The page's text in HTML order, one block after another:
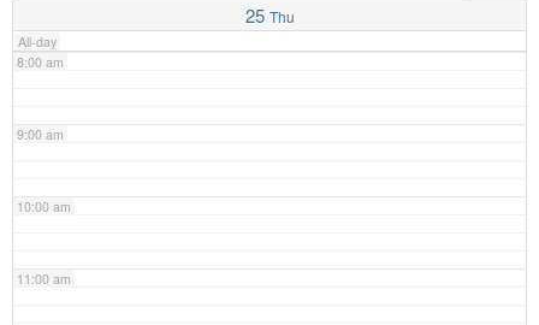
25 Thu
All-day
8:00 am
9:00 am
10:00 am
11:00 am